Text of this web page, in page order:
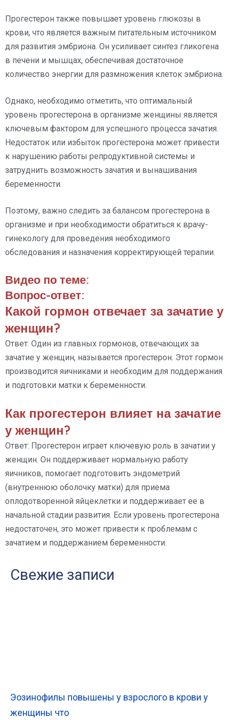
Прогестерон также повышает уровень глюкозы в
крови, что является важным питательным источником
для развития эмбриона. Он усиливает синтез гликогена
в печени и мышцах, обеспечивая достаточное
количество энергии для размножения клеток эмбриона.
Однако, необходимо отметить, что оптимальный
уровень прогестерона в организме женщины является
ключевым фактором для успешного процесса зачатия.
Недостаток или избыток прогестерона может привести
к нарушению работы репродуктивной системы и
затруднить возможность зачатия и вынашивания
беременности.
Поэтому, важно следить за балансом прогестерона в
организме и при необходимости обратиться к врачу-
гинекологу для проведения необходимого
обследования и назначения корректирующей терапии.
Видео по теме:
Вопрос-ответ:
Какой гормон отвечает за зачатие у
женщин?
Ответ: Один из главных гормонов, отвечающих за
зачатие у женщин, называется прогестерон. Этот гормон
производится яичниками и необходим для поддержания
и подготовки матки к беременности.
Как прогестерон влияет на зачатие
у женщин?
Ответ: Прогестерон играет ключевую роль в зачатии у
женщин. Он поддерживает нормальную работу
яичников, помогает подготовить эндометрий
(внутреннюю оболочку матки) для приема
оплодотворенной яйцеклетки и поддерживает ее в
начальной стадии развития. Если уровень прогестерона
недостаточен, это может привести к проблемам с
зачатием и поддержанием беременности.
Свежие записи
Эозинофилы повышены у взрослого в крови у
женщины что